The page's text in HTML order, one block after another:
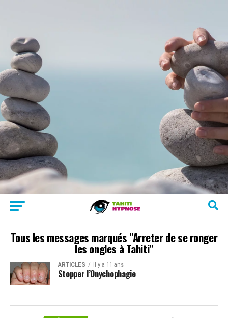
Tous les messages marqués "Arreter de se ronger
les ongles à Tahiti"
ARTICLES il y a 11 ans
Stopper l’Onychophagie